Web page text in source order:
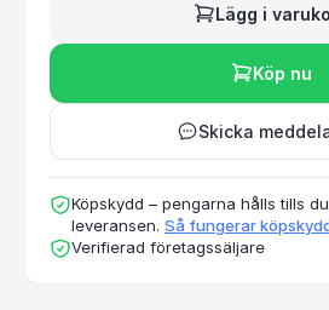
Lägg i
Köp nu
Skicka
Köpskydd – pengarna hålls tills
leveransen. Så fungerar
Verifierad företagssäljare